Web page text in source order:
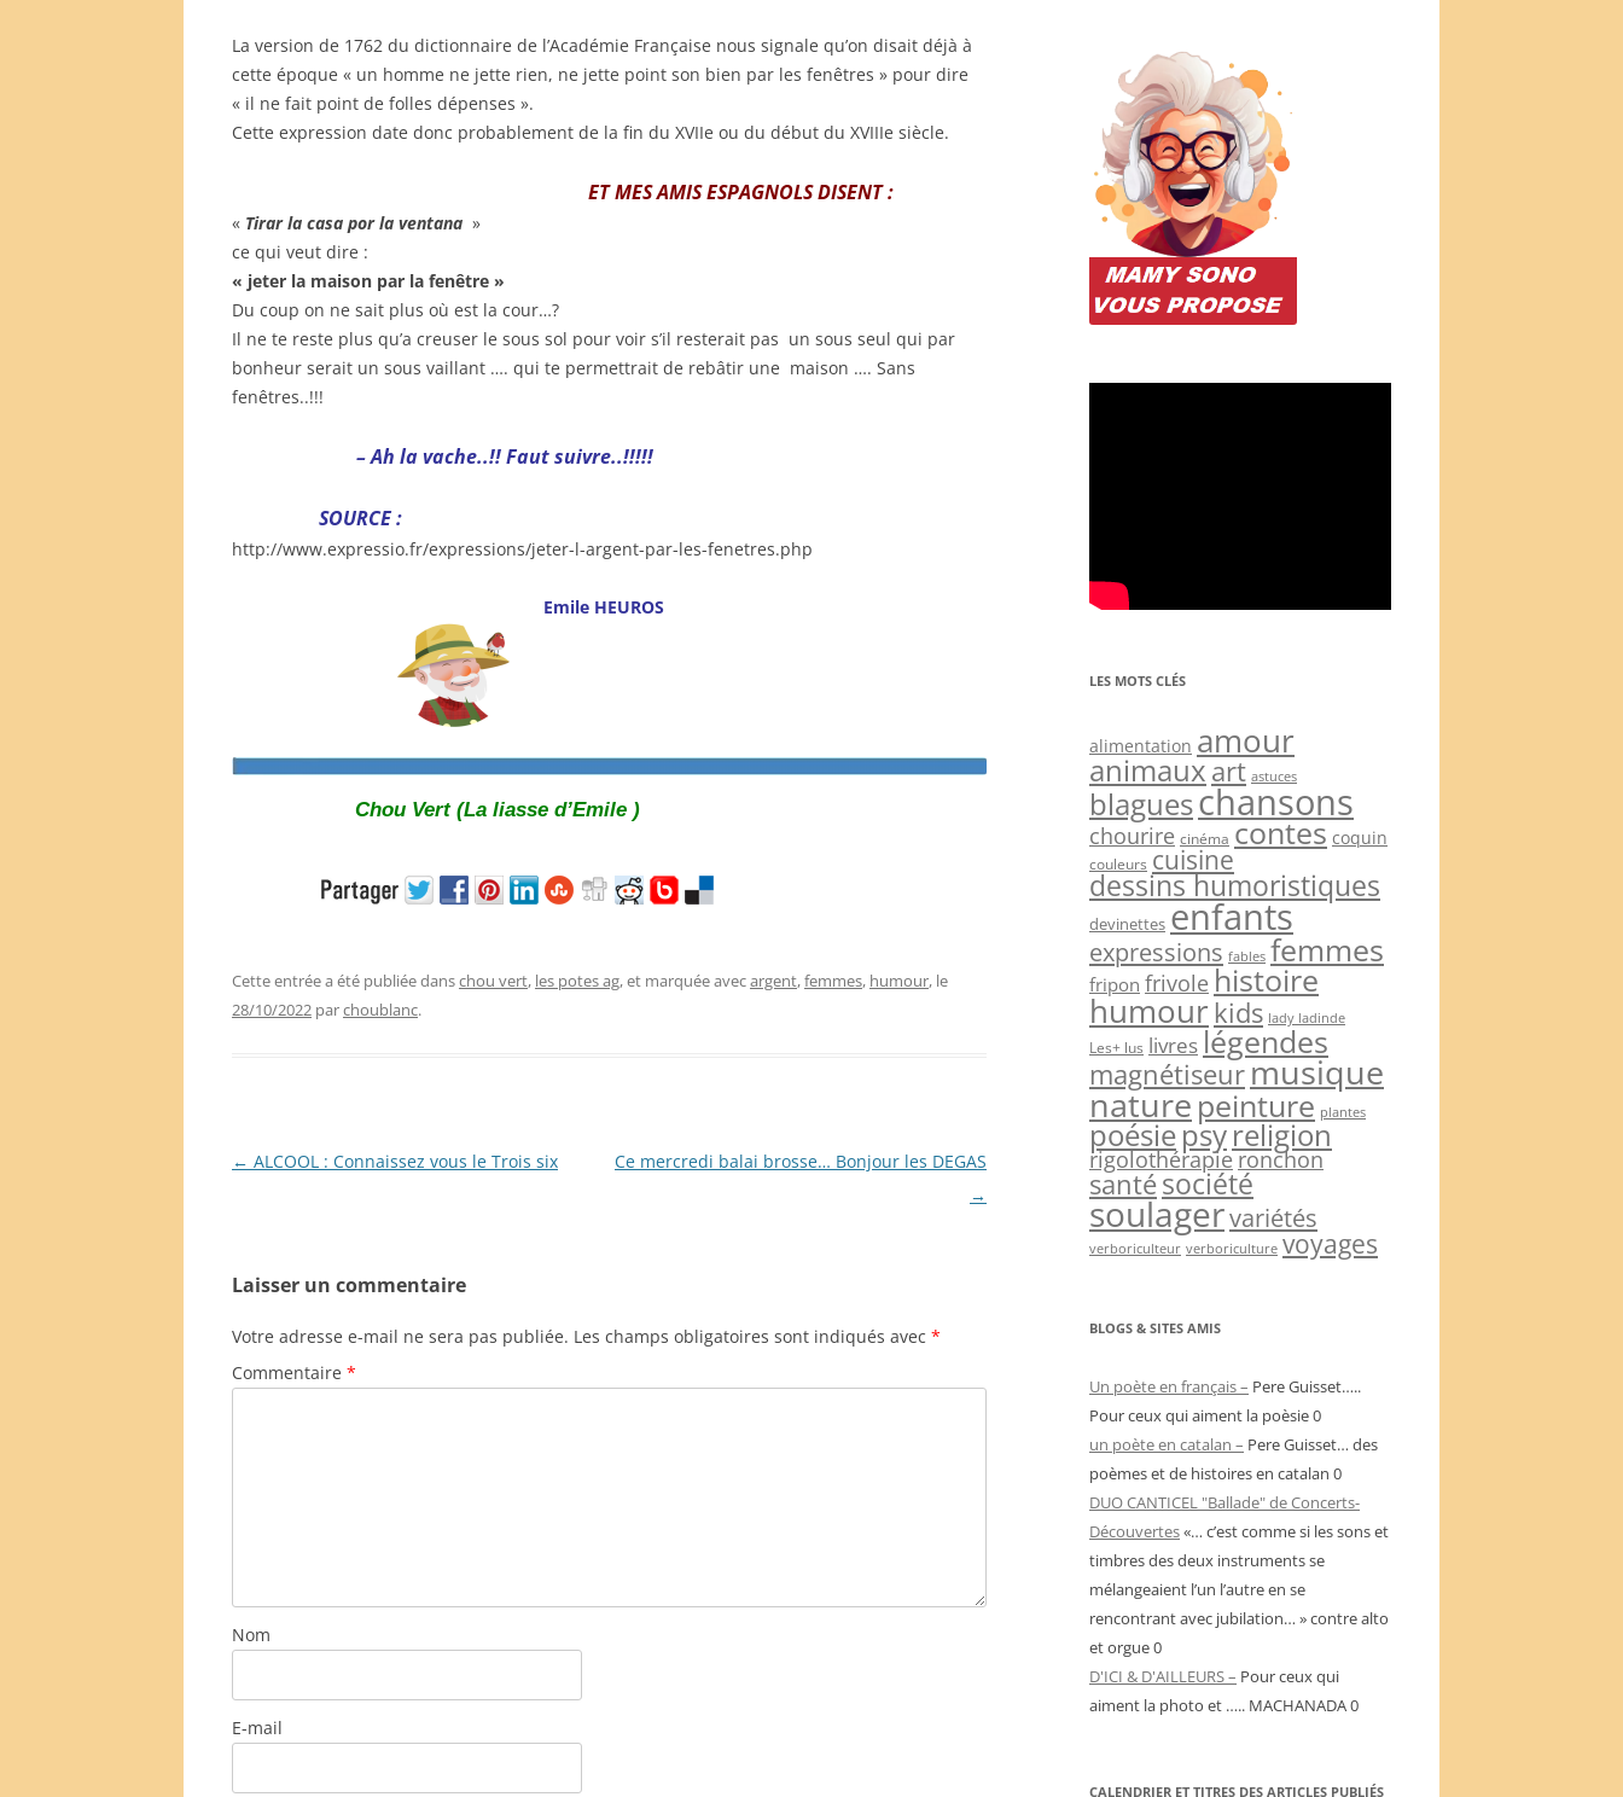
La version de 1762 du dictionnaire de l’Académie Française nous signale qu’on disait déjà à
cette époque « un homme ne jette rien, ne jette point son bien par les fenêtres » pour dire
« il ne fait point de folles dépenses ».
Cette expression date donc probablement de la fin du XVIIe ou du début du XVIIIe siècle.
ET MES AMIS ESPAGNOLS DISENT :
« Tirar la casa por la ventana »
ce qui veut dire :
« jeter la maison par la fenêtre »
Du coup on ne sait plus où est la cour…?
Il ne te reste plus qu’a creuser le sous sol pour voir s’il resterait pas un sous seul qui par
bonheur serait un sous vaillant …. qui te permettrait de rebâtir une maison …. Sans
fenêtres..!!!
– Ah la vache..!! Faut suivre..!!!!!
SOURCE :
http://www.expressio.fr/expressions/jeter-l-argent-par-les-fenetres.php
Emile HEUROS
Chou Vert (La liasse d’Emile )
Cette entrée a été publiée danschou vert, les potes ag, et marquée avecargent,femmes, humour, le
28/10/2022 parchoublanc.
Navigation
← ALCOOL : Connaissez vous le Trois six
Ce mercredi balai brosse… Bonjour les DEGAS
→
Laisser un commentaire
Votre adresse e-mail ne sera pas publiée. Les champs obligatoires sont indiqués avec *
Commentaire *
Nom
E-mail
LES MOTS CLÉS
alimentation amour
animauxart astuces
blagueschansons
chourire cinéma contes coquin
couleurs cuisine
dessins humoristiques
devinettes enfants
expressions fables femmes
fripon frivole histoire
humour kids lady ladinde
Les+ lus livreslégendes
magnétiseurmusique
naturepeinture plantes
poésiepsyreligion
rigolothérapieronchon
santésociété
soulagervariétés
verboriculteur verboriculture voyages
BLOGS & SITES AMIS
Un poète en français – Pere Guisset…..
Pour ceux qui aiment la poèsie 0
un poète en catalan – Pere Guisset… des
poèmes et de histoires en catalan 0
DUO CANTICEL "Ballade" de Concerts-
Découvertes«… c’est comme si les sons et
timbres des deux instruments se
mélangeaient l’un l’autre en se
rencontrant avec jubilation… » contre alto
et orgue 0
D'ICI & D'AILLEURS – Pour ceux qui
aiment la photo et ….. MACHANADA 0
CALENDRIER ET TITRES DES ARTICLES PUBLIÉS